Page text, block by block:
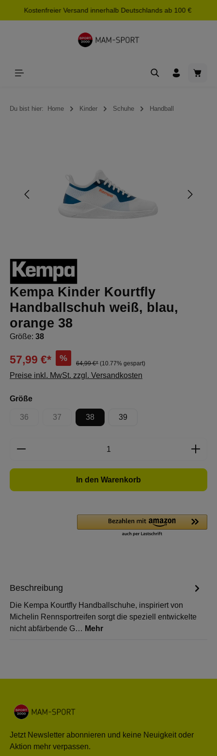
springen
Kostenfreier Versand innerhalb Deutschlands ab 100 €
Du bist hier: Home Kinder Schuhe Handball
Kempa Kinder Kourtfly
Handballschuh weiß, blau,
orange 38
Größe: 38
57,99 €* %
64,99 €* (10.77% gespart)
Preise inkl. MwSt. zzgl. Versandkosten
Größeauswählen
36
(Diese Option ist zurzeit nicht verfügbar.)
37
(Diese Option ist zurzeit nicht verfügbar.)
38 39
Produkt Anzahl: Gib den gewünschten
In den Warenkorb
Beschreibung
Die Kempa Kourtfly Handballschuhe, inspiriert von
Michelin Rennsportreifen sorgt die speziell entwickelte
nicht abfärbende G… Mehr
Jetzt Newsletter abonnieren und keine Neuigkeit oder
Aktion mehr verpassen.